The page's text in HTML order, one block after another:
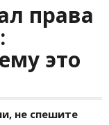
права
это
не спешите